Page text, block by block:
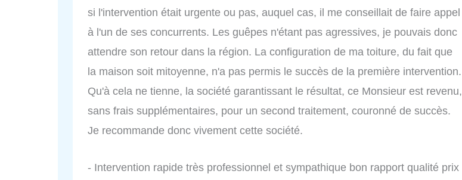
si l'intervention était urgente ou pas, auquel cas, il me conseillait de faire appel
à l'un de ses concurrents. Les guêpes n'étant pas agressives, je pouvais donc
attendre son retour dans la région. La configuration de ma toiture, du fait que
la maison soit mitoyenne, n'a pas permis le succès de la première intervention.
Qu'à cela ne tienne, la société garantissant le résultat, ce Monsieur est revenu,
sans frais supplémentaires, pour un second traitement, couronné de succès.
Je recommande donc vivement cette société.
- Intervention rapide très professionnel et sympathique bon rapport qualité prix